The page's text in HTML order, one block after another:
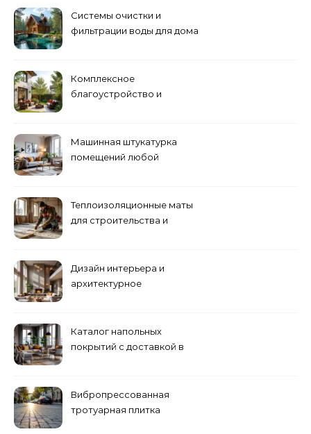
Системы очистки и
фильтрации воды для дома
Комплексное
благоустройство и
Машинная штукатурка
помещений любой
Теплоизоляционные маты
для строительства и
Дизайн интерьера и
архитектурное
Каталог напольных
покрытий с доставкой в
Вибропрессованная
тротуарная плитка